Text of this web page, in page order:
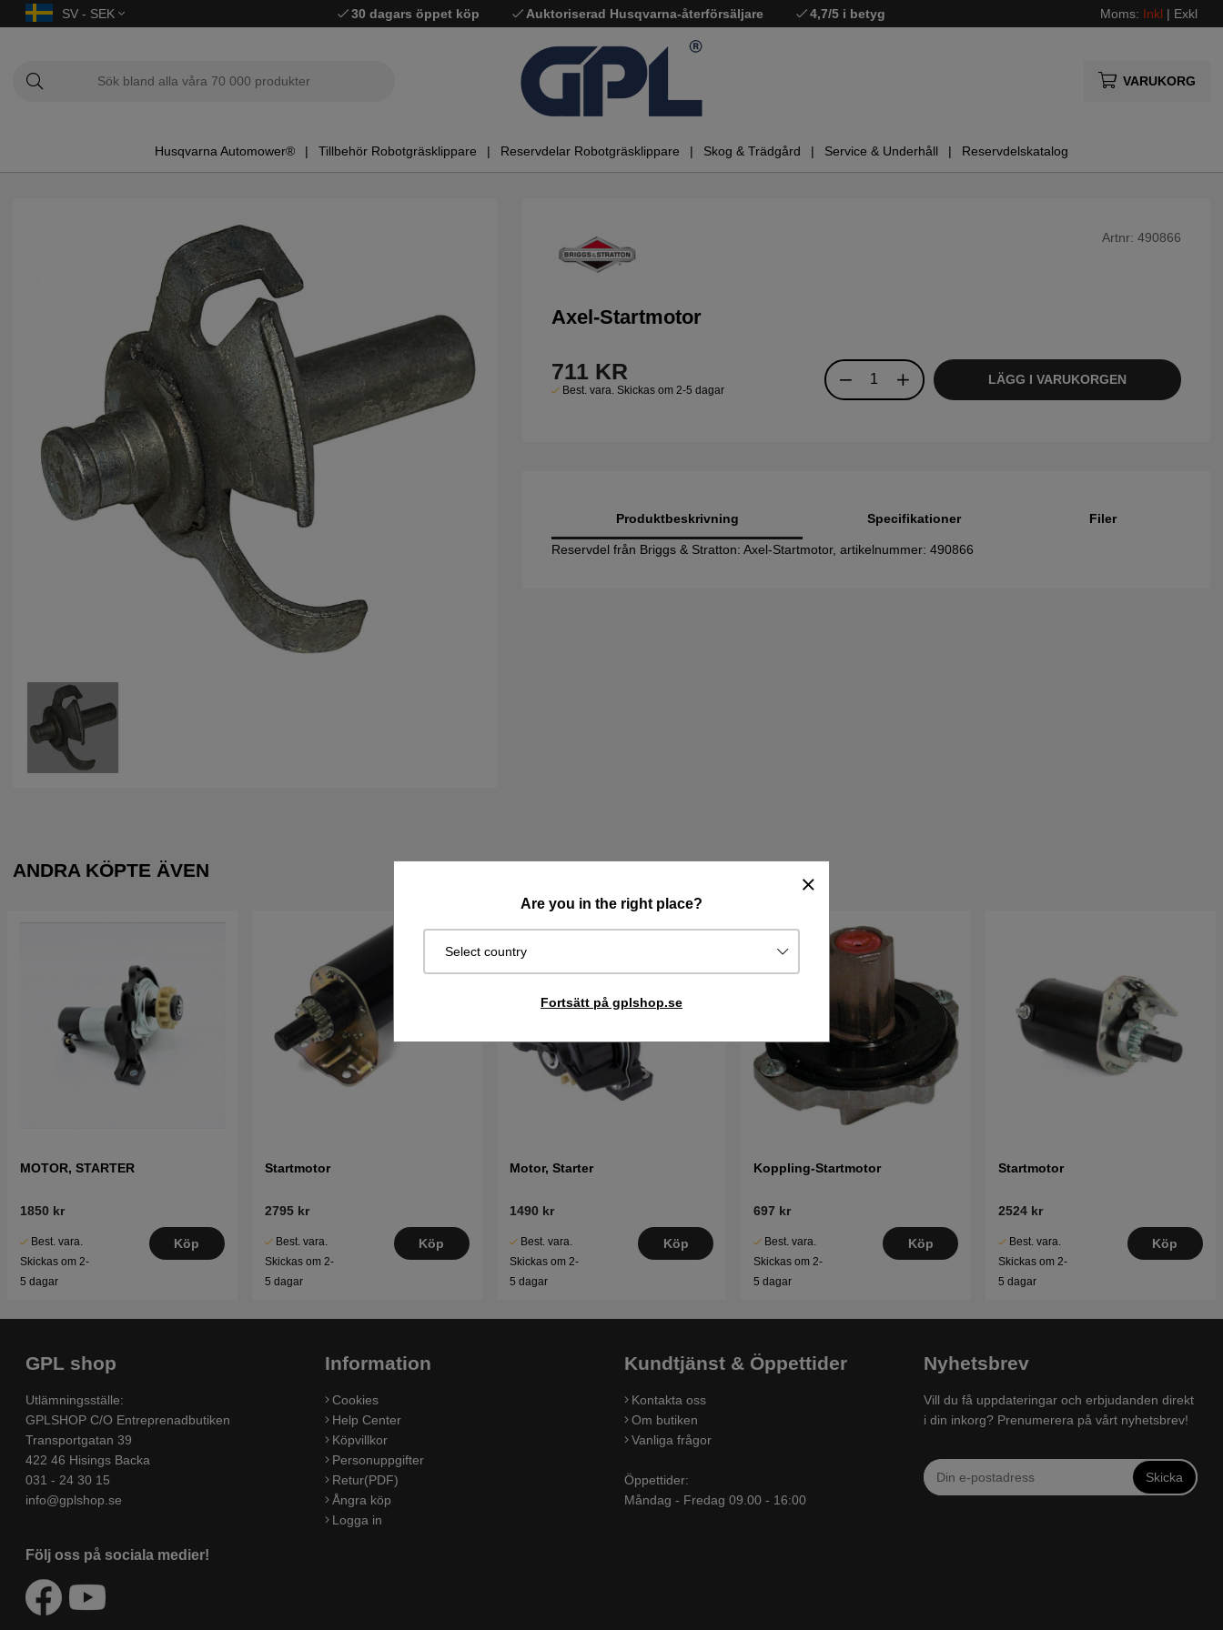
SV - SEK 30 dagars öppet köp Auktoriserad Husqvarna-återförsäljare 4,7/5 i betyg Moms: Inkl | Exkl
VARUKORG
Husqvarna Automower® Tillbehör Robotgräsklippare Reservdelar Robotgräsklippare Skog & Trädgård Service & Underhåll Reservdelskatalog
Are you in the right place?
Select country
Fortsätt på gplshop.se
Artnr: 490866
Axel-Startmotor
711 KR
Best. vara. Skickas om 2-5 dagar
LÄGG I VARUKORGEN
Produktbeskrivning
Reservdel från Briggs & Stratton: Axel-Startmotor, artikelnummer: 490866
Specifikationer Filer
ANDRA KÖPTE ÄVEN
MOTOR, STARTER
1850 kr
Best. vara.
Skickas om 2-
5 dagar
Köp
Startmotor
2795 kr
Best. vara.
Skickas om 2-
5 dagar
Köp
Motor, Starter
1490 kr
Best. vara.
Skickas om 2-
5 dagar
Köp
Koppling-Startmotor
697 kr
Best. vara.
Skickas om 2-
5 dagar
Köp
Startmotor
2524 kr
Best. vara.
Skickas om 2-
5 dagar
Köp
GPL shop
Utlämningsställe:
GPLSHOP C/O Entreprenadbutiken
Transportgatan 39
422 46 Hisings Backa
031 - 24 30 15
info@gplshop.se
Följ oss på sociala medier!
Information
Cookies
Help Center
Köpvillkor
Personuppgifter
Retur(PDF)
Ångra köp
Logga in
Kundtjänst & Öppettider
Kontakta oss
Om butiken
Vanliga frågor
Öppettider:
Måndag - Fredag 09.00 - 16:00
Nyhetsbrev
Vill du få uppdateringar och erbjudanden direkt
i din inkorg? Prenumerera på vårt nyhetsbrev!
Skicka